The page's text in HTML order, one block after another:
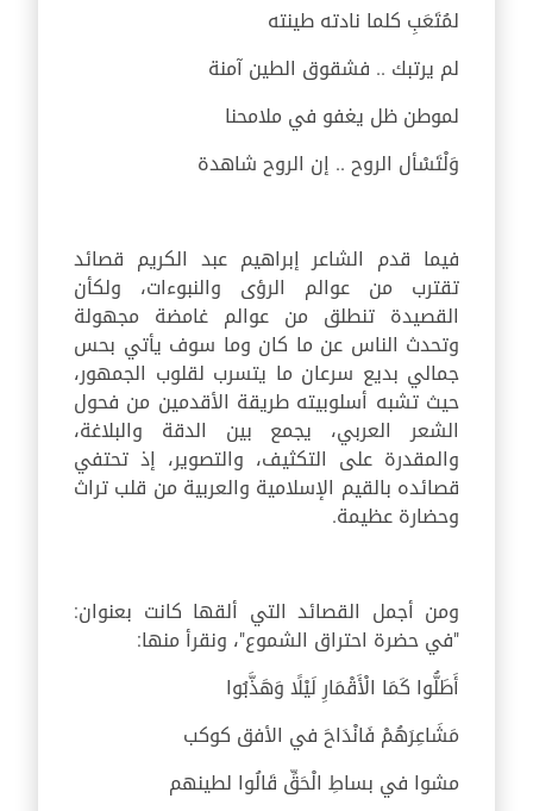
لمُتَعَبِ كلما نادته طينته
لم يرتبك .. فشقوق الطين آمنة
لموطن ظل يغفو في ملامحنا
وَلْتَسْأل الروح .. إن الروح شاهدة
فيما قدم الشاعر إبراهيم عبد الكريم قصائد
تقترب من عوالم الرؤى والنبوءات، ولكأن
القصيدة تنطلق من عوالم غامضة مجهولة
وتحدث الناس عن ما كان وما سوف يأتي بحس
جمالي بديع سرعان ما يتسرب لقلوب الجمهور،
حيث تشبه أسلوبيته طريقة الأقدمين من فحول
الشعر العربي، يجمع بين الدقة والبلاغة،
والمقدرة على التكثيف، والتصوير، إذ تحتفي
قصائده بالقيم الإسلامية والعربية من قلب تراث
وحضارة عظيمة.
ومن أجمل القصائد التي ألقها كانت بعنوان:
"في حضرة احتراق الشموع"، ونقرأ منها:
أَطَلُّوا كَمَا الْأَقْمَارِ لَيْلًا وَهَذَّبُوا
مَشَاعِرَهُمْ فَانْدَاحَ في الأفق كوكب
مشوا في بساطِ الْحَقِّ قَالُوا لطينهم